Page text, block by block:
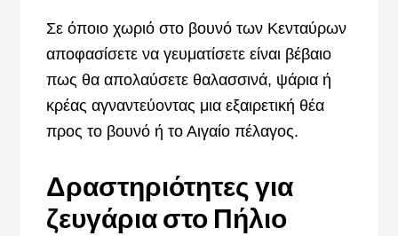
Σε όποιο χωριό στο βουνό των Κενταύρων
αποφασίσετε να γευματίσετε είναι βέβαιο
πως θα απολαύσετε θαλασσινά, ψάρια ή
κρέας αγναντεύοντας μια εξαιρετική θέα
προς το βουνό ή το Αιγαίο πέλαγος.
Δραστηριότητες για
ζευγάρια στο Πήλιο